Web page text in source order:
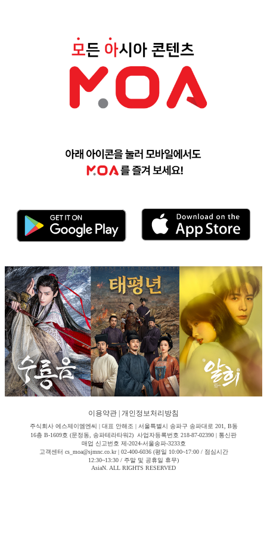
이용약관 개인정보처리방침
주식회사 에스제이엠엔씨 | 대표 안해조 | 서울특별시 송파구 송파대로 201, B동
16층 B-1609호 (문정동, 송파테라타워2) 사업자등록번호 218-87-02390 | 통신판
매업 신고번호 제-2024-서울송파-3233호
고객센터 cs_moa@sjmnc.co.kr | 02-400-6036 (평일 10:00~17:00 / 점심시간
12:30~13:30 / 주말 및 공휴일 휴무)
AsiaN. ALL RIGHTS RESERVED